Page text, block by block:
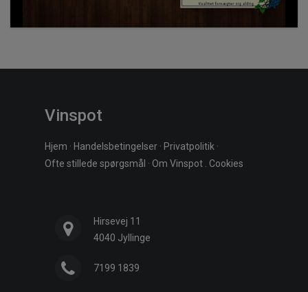
Vinspot
Hjem · Handelsbetingelser · Privatpolitik ·
Ofte stillede spørgsmål · Om Vinspot Cookies
Hirsevej 11
4040 Jyllinge
7199 1839